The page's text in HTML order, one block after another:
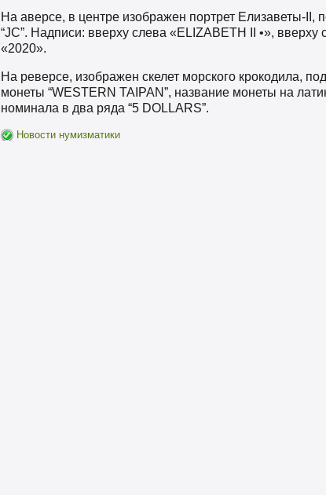
На аверсе, в центре изображен портрет Елизаветы-II,
“JC”. Надписи: вверху слева «ELIZABETH II •»,
«2020».
На реверсе, изображен скелет морского крокодила,
монеты “WESTERN TAIPAN”, название монеты на
номинала в два ряда “5 DOLLARS”.
Новости нумизматики